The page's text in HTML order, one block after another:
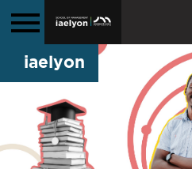
iaelyon